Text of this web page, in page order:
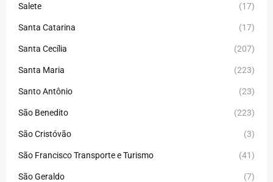
Salete (17)
Santa Catarina (17)
Santa Cecília (207)
Santa Maria (223)
Santo Antônio (23)
São Benedito (223)
São Cristóvão (3)
São Francisco Transporte e Turismo (41)
São Geraldo (7)